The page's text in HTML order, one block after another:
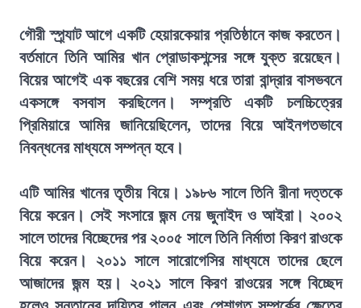
গৌরী স্প্র্যাট আগে একটি হেয়ারকেয়ার প্রতিষ্ঠানে কাজ করতেন।
বর্তমানে তিনি আমির খান প্রোডাকশন্সের সঙ্গে যুক্ত রয়েছেন।
বিয়ের আগেই এক বছরের বেশি সময় ধরে তারা বান্দ্রার বাসভবনে
একসঙ্গে বসবাস করছিলেন। সম্প্রতি একটি চলচ্চিত্রের
প্রিমিয়ারে আমির জানিয়েছিলেন, তাদের বিয়ে আইনগতভাবে
নিবন্ধনের মাধ্যমে সম্পন্ন হবে।
এটি আমির খানের তৃতীয় বিয়ে। ১৯৮৬ সালে তিনি রীনা দত্তকে
বিয়ে করেন। সেই সংসারে জন্ম নেয় জুনাইদ ও আইরা। ২০০২
সালে তাদের বিচ্ছেদের পর ২০০৫ সালে তিনি নির্মাতা কিরণ রাওকে
বিয়ে করেন। ২০১১ সালে সারোগেসির মাধ্যমে তাদের ছেলে
আজাদের জন্ম হয়। ২০২১ সালে কিরণ রাওয়ের সঙ্গে বিচ্ছেদ